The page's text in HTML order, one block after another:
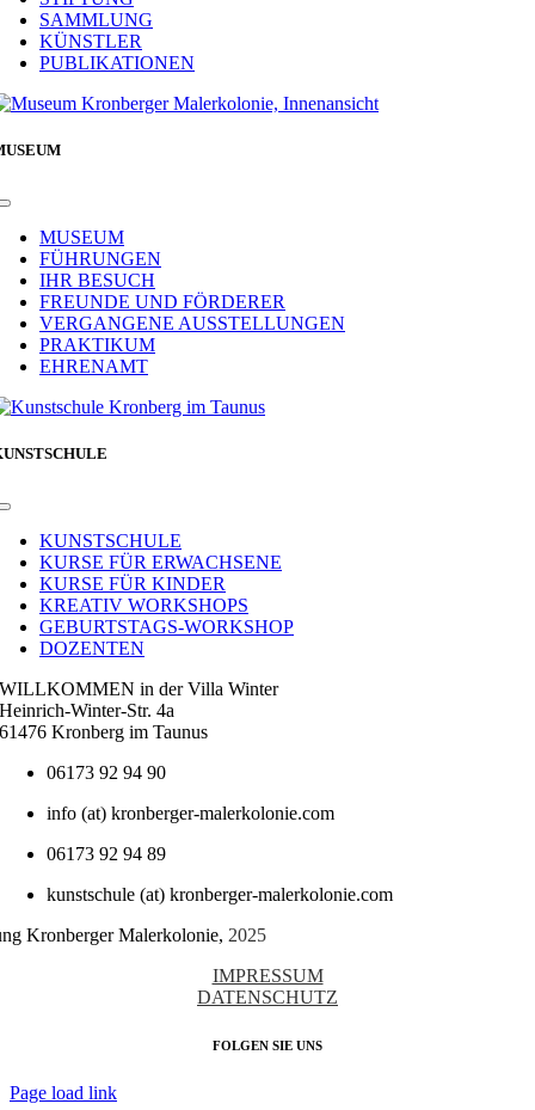
SAMMLUNG
KÜNSTLER
PUBLIKATIONEN
Toggle
NavigationMUSEUM
FÜHRUNGEN
IHR BESUCH
FREUNDE UND FÖRDERER
VERGANGENE AUSSTELLUNGEN
PRAKTIKUM
EHRENAMT
Toggle
NavigationKUNSTSCHULE
KURSE FÜR ERWACHSENE
KURSE FÜR KINDER
KREATIV WORKSHOPS
GEBURTSTAGS-WORKSHOP
DOZENTEN
WILLKOMMEN in der Villa Winter
Heinrich-Winter-Str. 4a
61476 Kronberg im Taunus
06173 92 94 90
info (at) kronberger-malerkolonie.com
06173 92 94 89
kunstschule (at) kronberger-malerkolonie.com
Kronberger Malerkolonie, 2025
IMPRESSUM
DATENSCHUTZ
FOLGEN SIE UNS
Page load link